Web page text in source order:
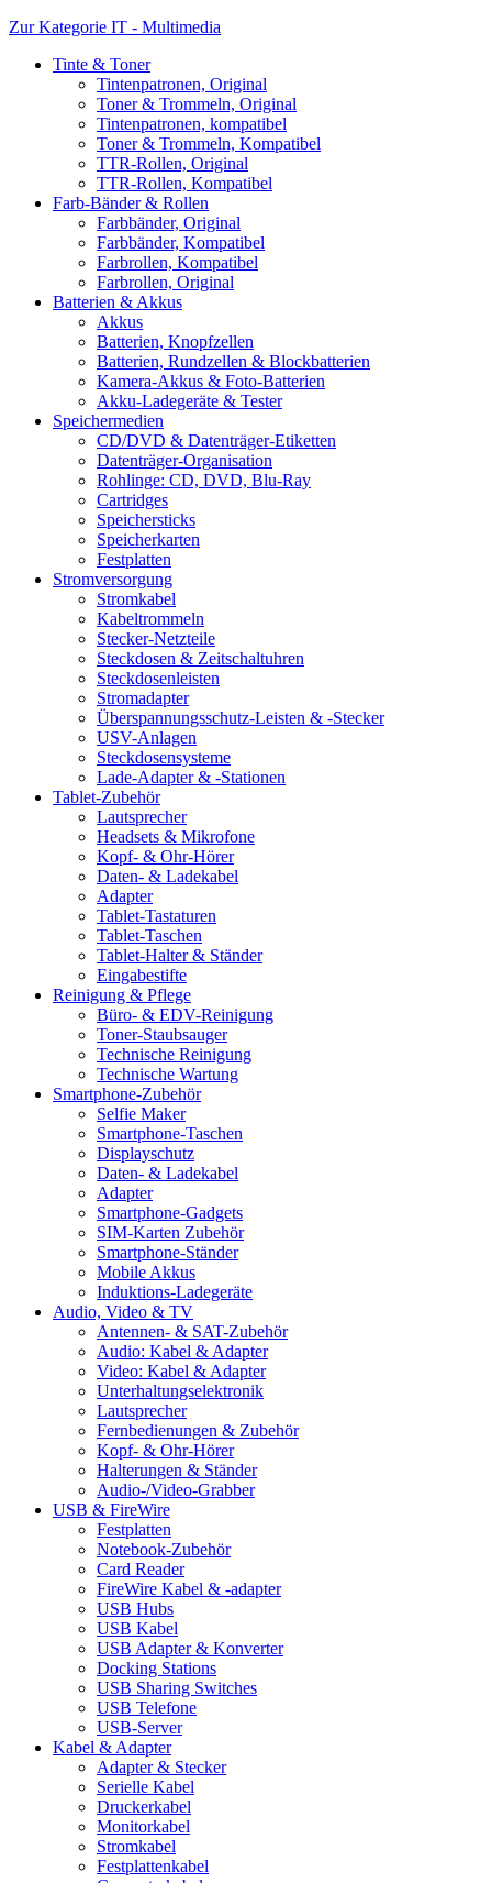
Zur Kategorie IT - Multimedia
Tinte & Toner
Tintenpatronen, Original
Toner & Trommeln, Original
Tintenpatronen, kompatibel
Toner & Trommeln, Kompatibel
TTR-Rollen, Original
TTR-Rollen, Kompatibel
Farb-Bänder & Rollen
Farbbänder, Original
Farbbänder, Kompatibel
Farbrollen, Kompatibel
Farbrollen, Original
Batterien & Akkus
Akkus
Batterien, Knopfzellen
Batterien, Rundzellen & Blockbatterien
Kamera-Akkus & Foto-Batterien
Akku-Ladegeräte & Tester
Speichermedien
CD/DVD & Datenträger-Etiketten
Datenträger-Organisation
Rohlinge: CD, DVD, Blu-Ray
Cartridges
Speichersticks
Speicherkarten
Festplatten
Stromversorgung
Stromkabel
Kabeltrommeln
Stecker-Netzteile
Steckdosen & Zeitschaltuhren
Steckdosenleisten
Stromadapter
Überspannungsschutz-Leisten & -Stecker
USV-Anlagen
Steckdosensysteme
Lade-Adapter & -Stationen
Tablet-Zubehör
Lautsprecher
Headsets & Mikrofone
Kopf- & Ohr-Hörer
Daten- & Ladekabel
Adapter
Tablet-Tastaturen
Tablet-Taschen
Tablet-Halter & Ständer
Eingabestifte
Reinigung & Pflege
Büro- & EDV-Reinigung
Toner-Staubsauger
Technische Reinigung
Technische Wartung
Smartphone-Zubehör
Selfie Maker
Smartphone-Taschen
Displayschutz
Daten- & Ladekabel
Adapter
Smartphone-Gadgets
SIM-Karten Zubehör
Smartphone-Ständer
Mobile Akkus
Induktions-Ladegeräte
Audio, Video & TV
Antennen- & SAT-Zubehör
Audio: Kabel & Adapter
Video: Kabel & Adapter
Unterhaltungselektronik
Lautsprecher
Fernbedienungen & Zubehör
Kopf- & Ohr-Hörer
Halterungen & Ständer
Audio-/Video-Grabber
USB & FireWire
Festplatten
Notebook-Zubehör
Card Reader
FireWire Kabel & -adapter
USB Hubs
USB Kabel
USB Adapter & Konverter
Docking Stations
USB Sharing Switches
USB Telefone
USB-Server
Kabel & Adapter
Adapter & Stecker
Serielle Kabel
Druckerkabel
Monitorkabel
Stromkabel
Festplattenkabel